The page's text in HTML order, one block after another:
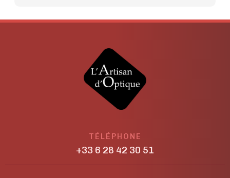
TÉLÉPHONE
+33 6 28 42 30 51